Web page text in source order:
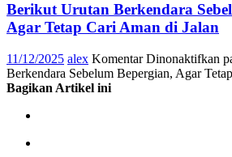
Berikut Urutan Berkendara
Agar Tetap Cari Aman di Jalan
11/12/2025 alex Komentar Dinonaktifkan
Berkendara Sebelum Bepergian, Agar
Bagikan Artikel ini